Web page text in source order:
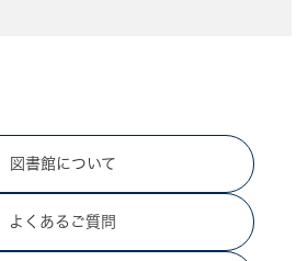
図書館について
よくあるご質問